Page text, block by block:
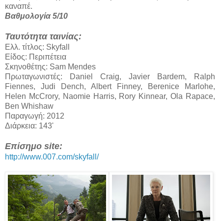
καναπέ.
Βαθμολογία 5/10
Ταυτότητα ταινίας:
Ελλ. τίτλος: Skyfall
Είδος: Περιπέτεια
Σκηνοθέτης: Sam Mendes
Πρωταγωνιστές: Daniel Craig, Javier Bardem, Ralph
Fiennes, Judi Dench, Albert Finney, Berenice Marlohe,
Helen McCrory, Naomie Harris, Rory Kinnear, Ola Rapace,
Ben Whishaw
Παραγωγή: 2012
Διάρκεια: 143'
Επίσημο site:
http://www.007.com/skyfall/